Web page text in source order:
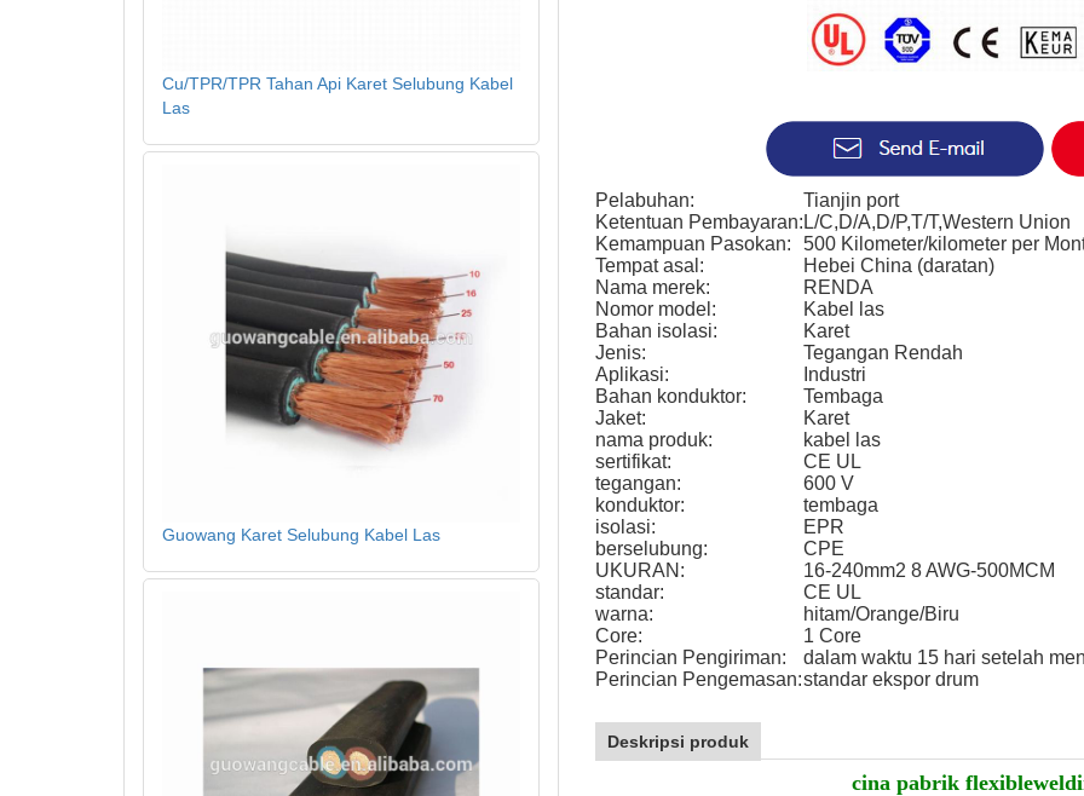
Pelabuhan:
Tianjin port
Ketentuan Pembayaran: L/C,D/A,D/P,T/T,Western Union
Kemampuan Pasokan:
500 Kilometer/kilometer per
Tempat asal:
Hebei China (daratan)
Nama merek:
RENDA
Nomor model:
Kabel las
Bahan isolasi:
Karet
Jenis:
Tegangan Rendah
Aplikasi:
Industri
Bahan konduktor:
Tembaga
Jaket:
Karet
nama produk:
kabel las
sertifikat:
CE UL
tegangan:
600 V
konduktor:
tembaga
isolasi:
EPR
berselubung:
CPE
UKURAN:
16-240mm2 8 AWG-500MCM
standar:
CE UL
warna:
hitam/Orange/Biru
Core:
1 Core
Perincian Pengiriman:
dalam waktu 15 hari setelah
Perincian Pengemasan:standar ekspor drum
Deskripsi produk
cina pabrik
Cu/TPR/TPR Tahan Api Karet Selubung Kabel
Las
Guowang Karet Selubung Kabel Las